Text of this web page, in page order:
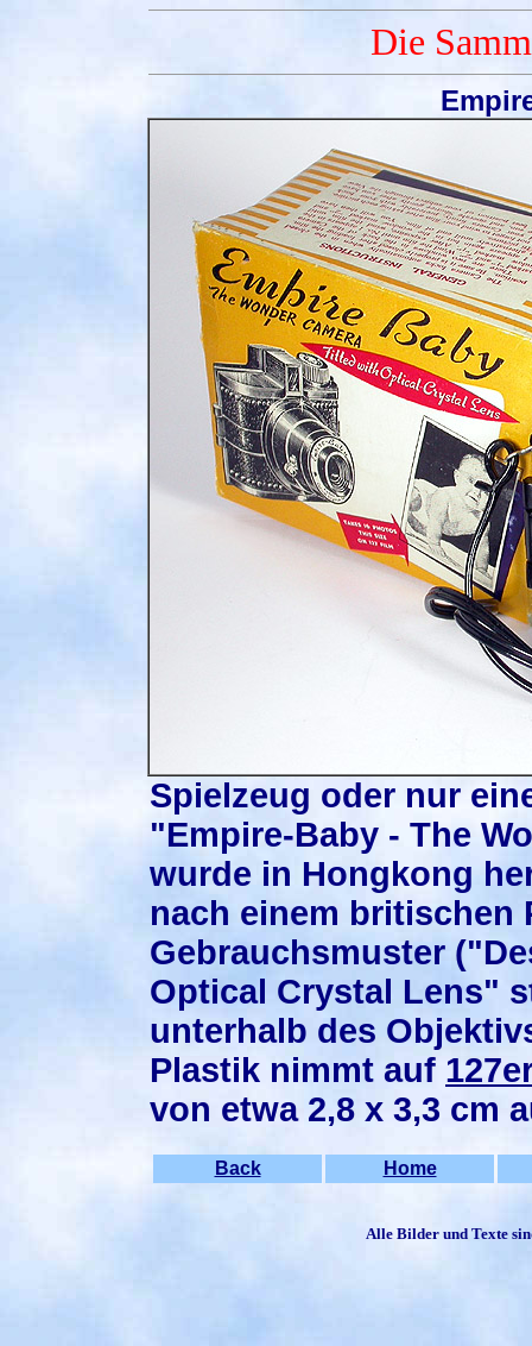
Die
Spielzeug oder nur
"Empire-Baby - The
wurde in Hongkong
nach einem britischen
Gebrauchsmuster
Optical Crystal Lens"
unterhalb des
Plastik nimmt auf
von etwa 2,8 x 3,3 cm
Back Home
Alle Bilder und Texte